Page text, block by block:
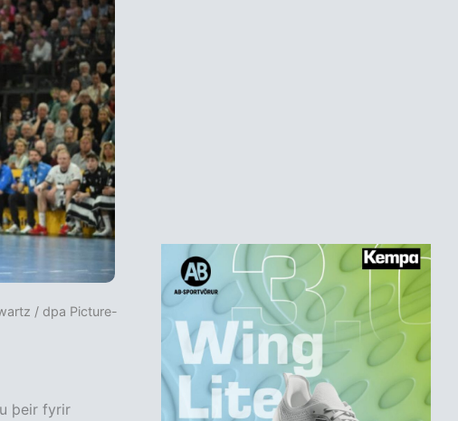
/ dpa Picture-
þeir fyrir